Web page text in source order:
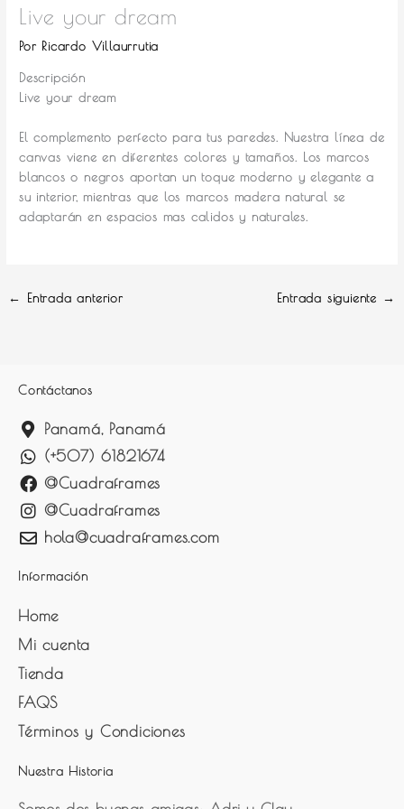
Live your dream
Por Ricardo Villaurrutia
Descripción
Live your dream
El complemento perfecto para tus paredes. Nuestra línea de
canvas viene en diferentes colores y tamaños. Los marcos
blancos o negros aportan un toque moderno y elegante a
su interior, mientras que los marcos madera natural se
adaptarán en espacios mas calidos y naturales.
← Entrada anterior Entrada siguiente →
Contáctanos
Panamá, Panamá
(+507) 61821674
@Cuadraframes
@Cuadraframes
hola@cuadraframes.com
Información
Home
Mi cuenta
Tienda
FAQS
Términos y Condiciones
Nuestra Historia